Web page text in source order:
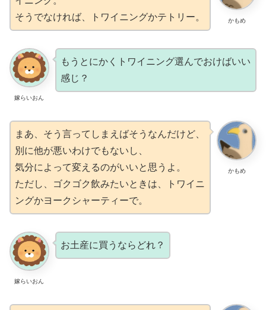
かもめ
そうでなければ、トワイニングかテトリー。
嫁らいおん
もうとにかくトワイニング選んでおけばいい
感じ？
かもめ
まあ、そう言ってしまえばそうなんだけど、
別に他が悪いわけでもないし、
気分によって変えるのがいいと思うよ。
ただし、ゴクゴク飲みたいときは、トワイニ
ングかヨークシャーティーで。
嫁らいおん
お土産に買うならどれ？